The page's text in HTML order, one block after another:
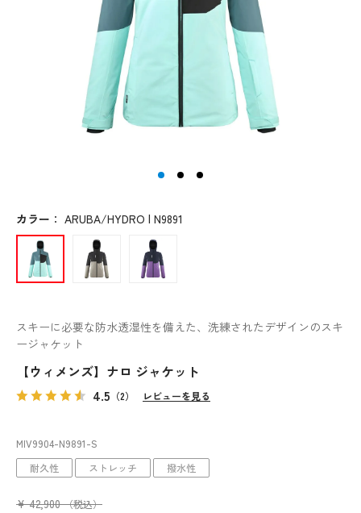
スキーに必要な防水透湿性を備えた、洗練されたデザインのスキ
ージャケット
【ウィメンズ】ナロ ジャケット
4.5 （2） レビューを見る
MIV9904-N9891-S
耐久性 ストレッチ 撥水性
¥ 42,900 （税込）
カラー ： ARUBA/HYDRO | N9891